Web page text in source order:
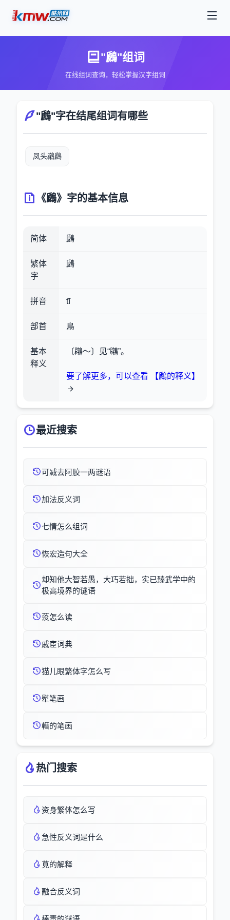
"鷉"组词
在线组词查询，轻松掌握汉字组词
"鷉"字在结尾组词有哪些
凤头鸊鷉
《鷉》字的基本信息
简体 鷉
繁体
字
鷉
拼音 tī
部首 鳥
基本
释义
〔鸊～〕见“鸊”。
要了解更多，可以查看 【鷉的释义】
最近搜索
可减去阿胶一两谜语
加法反义词
七情怎么组词
恢宏造句大全
却知他大智若愚，大巧若拙，实已臻武学中的
极高境界的谜语
莈怎么读
戚宦词典
猫儿眼繁体字怎么写
犚笔画
轊的笔画
热门搜索
资身繁体怎么写
急性反义词是什么
莧的解释
融合反义词